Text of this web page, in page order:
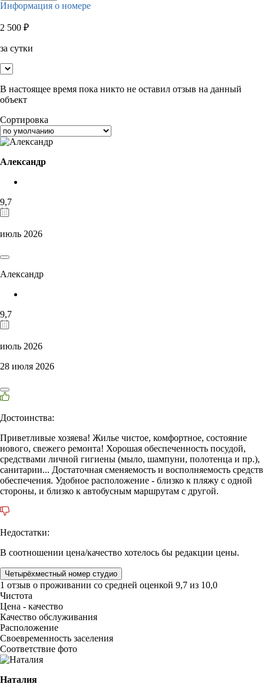
Информация о номере
2 500 ₽
за сутки
В настоящее время пока никто не оставил отзыв на данный
объект
Сортировка
Александр
9,7
июль 2026
Александр
9,7
июль 2026
28 июля 2026
Достоинства:
Приветливые хозяева! Жилье чистое, комфортное, состояние
нового, свежего ремонта! Хорошая обеспеченность посудой,
средствами личной гигиены (мыло, шампуни, полотенца и пр.),
санитарии... Достаточная сменяемость и восполняемость средств
обеспечения. Удобное расположение - близко к пляжу с одной
стороны, и близко к автобусным маршрутам с другой.
Недостатки:
В соотношении цена/качество хотелось бы редакции цены.
Четырёхместный номер студио
1 отзыв о проживании со средней оценкой 9,7 из 10,0
Чистота
Цена - качество
Качество обслуживания
Расположение
Своевременность заселения
Соответствие фото
Наталия